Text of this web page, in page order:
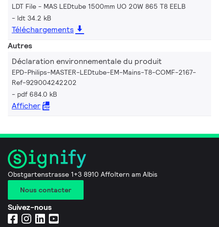
LDT File - MAS LEDtube 1500mm UO 20W 865 T8 EELB
ldt 34.2 kB
Téléchargements
Autres
Déclaration environnementale du produit
EPD-Philips-MASTER-LEDtube-EM-Mains-T8-COMF-2167-
Ref-929004242202
pdf 684.0 kB
Afficher
Obstgartenstrasse 1+3 8910 Affoltern am Albis
Nous contacter
Suivez-nous